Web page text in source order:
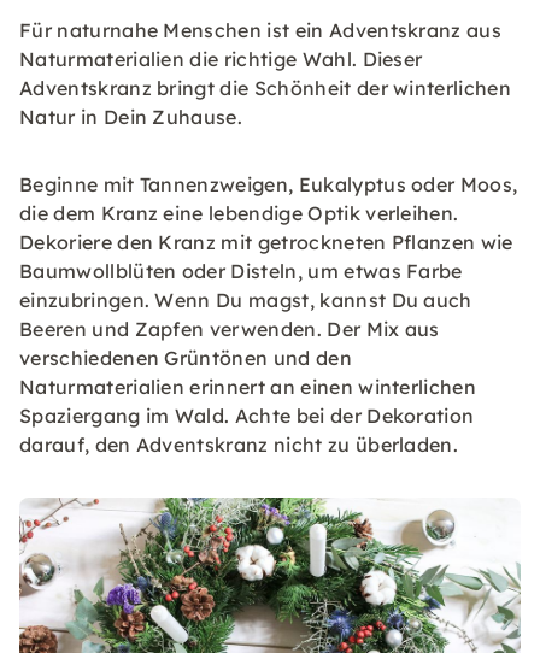
Für naturnahe Menschen ist ein Adventskranz aus
Naturmaterialien die richtige Wahl. Dieser
Adventskranz bringt die Schönheit der winterlichen
Natur in Dein Zuhause.
Beginne mit Tannenzweigen, Eukalyptus oder Moos,
die dem Kranz eine lebendige Optik verleihen.
Dekoriere den Kranz mit getrockneten Pflanzen wie
Baumwollblüten oder Disteln, um etwas Farbe
einzubringen. Wenn Du magst, kannst Du auch
Beeren und Zapfen verwenden. Der Mix aus
verschiedenen Grüntönen und den
Naturmaterialien erinnert an einen winterlichen
Spaziergang im Wald. Achte bei der Dekoration
darauf, den Adventskranz nicht zu überladen.